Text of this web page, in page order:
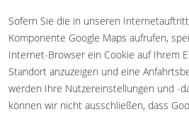
Sofern Sie die in unseren
Komponente Google Maps aufrufen,
Internet-Browser ein Cookie auf Ihrem
Standort anzuzeigen und eine
werden Ihre Nutzereinstellungen und -
können wir nicht ausschließen, dass